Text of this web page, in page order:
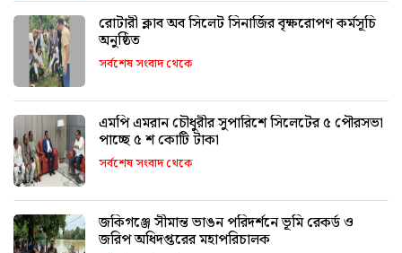
রোটারী ক্লাব অব সিলেট সিনার্জির বৃক্ষরোপণ কর্মসূচি
অনুষ্ঠিত
সর্বশেষ সংবাদ থেকে
এমপি এমরান চৌধুরীর সুপারিশে সিলেটের ৫ পৌরসভা
পাচ্ছে ৫ শ কোটি টাকা
সর্বশেষ সংবাদ থেকে
জকিগঞ্জে সীমান্ত ভাঙন পরিদর্শনে ভূমি রেকর্ড ও
জরিপ অধিদপ্তরের মহাপরিচালক